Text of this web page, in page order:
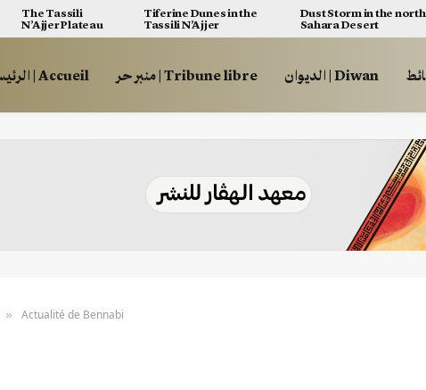
The Tassili
N’Ajjer Plateau
Tiferine Dunes in the
Tassili N’Ajjer
Dust Storm in the
Sahara Desert
الرئيسية | Accueil منبر حر | Tribune libre الديوان | Diwan
» Actualité de Bennabi